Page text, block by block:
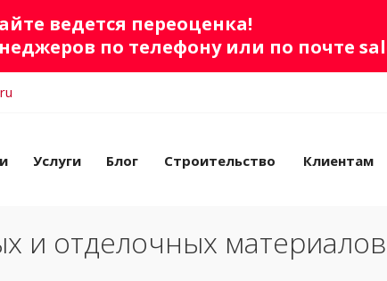
ведется переоценка!
по телефону или по почте
Услуги Блог Строительство Клиентам
и отделочных материалов